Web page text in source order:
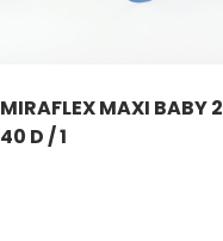
MIRAFLEX MAXI BABY 2
40 D / 1